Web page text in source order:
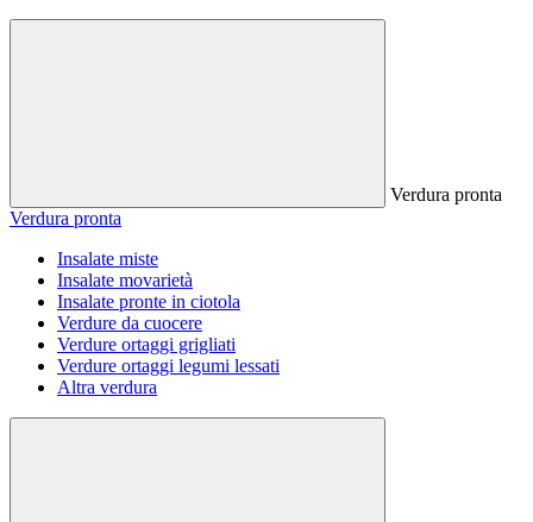
Verdura pronta
Verdura pronta
Insalate miste
Insalate movarietà
Insalate pronte in ciotola
Verdure da cuocere
Verdure ortaggi grigliati
Verdure ortaggi legumi lessati
Altra verdura